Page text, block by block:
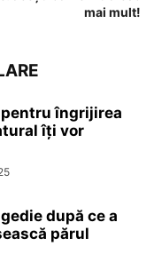
mai mult!
îngrijirea
îți vor
după ce a
părul